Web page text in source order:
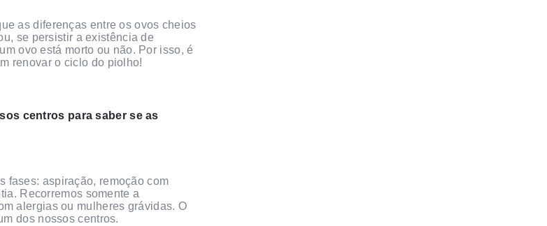
as diferenças entre os ovos cheios
se persistir a existência de
ovo está morto ou não. Por isso, é
renovar o ciclo do piolho!
centros para saber se as
fases: aspiração, remoção com
Recorremos somente a
alergias ou mulheres grávidas. O
dos nossos centros.